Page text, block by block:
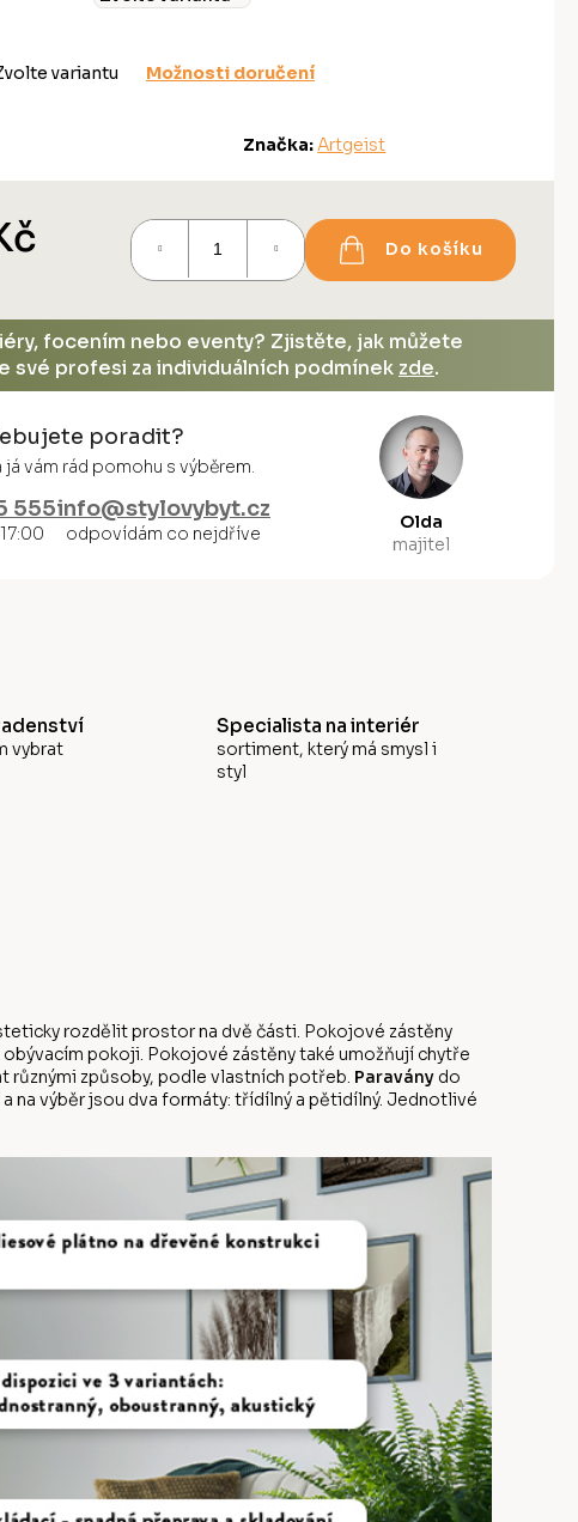
variantu Možnosti doručení
Značka: Artgeist
Do košíku
focením nebo eventy? Zjistěte, jak můžete
své profesi za individuálních podmínek zde.
poradit?
vám rád pomohu s výběrem.
555info@stylovybyt.cz
odpovídám co nejdříve
Olda
majitel
vybrat
Specialista na interiér
sortiment, který má smysl i
styl
rozdělit prostor na dvě části. Pokojové zástěny
pokoji. Pokojové zástěny také umožňují chytře
různými způsoby, podle vlastních potřeb. Paravány do
na výběr jsou dva formáty: třídílný a pětidílný. Jednotlivé